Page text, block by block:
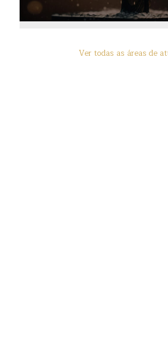
Ver todas as áreas de